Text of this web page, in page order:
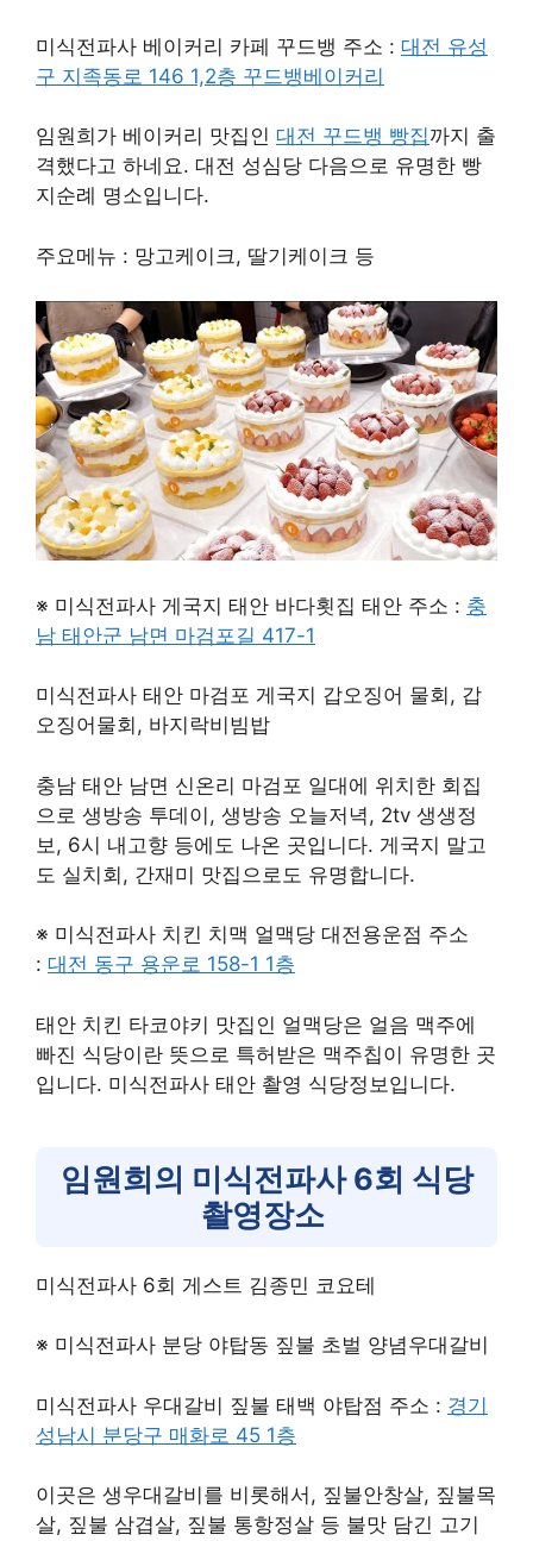
미식전파사 베이커리 카페 꾸드뱅 주소 : 대전 유성
구 지족동로 146 1,2층 꾸드뱅베이커리
임원희가 베이커리 맛집인 대전 꾸드뱅 빵집까지 출
격했다고 하네요. 대전 성심당 다음으로 유명한 빵
지순례 명소입니다.
주요메뉴 : 망고케이크, 딸기케이크 등
※ 미식전파사 게국지 태안 바다횟집 태안 주소 : 충
남 태안군 남면 마검포길 417-1
미식전파사 태안 마검포 게국지 갑오징어 물회, 갑
오징어물회, 바지락비빔밥
충남 태안 남면 신온리 마검포 일대에 위치한 회집
으로 생방송 투데이, 생방송 오늘저녁, 2tv 생생정
보, 6시 내고향 등에도 나온 곳입니다. 게국지 말고
도 실치회, 간재미 맛집으로도 유명합니다.
※ 미식전파사 치킨 치맥 얼맥당 대전용운점 주소
: 대전 동구 용운로 158-1 1층
태안 치킨 타코야키 맛집인 얼맥당은 얼음 맥주에
빠진 식당이란 뜻으로 특허받은 맥주칩이 유명한 곳
입니다. 미식전파사 태안 촬영 식당정보입니다.
임원희의 미식전파사 6회 식당
촬영장소
미식전파사 6회 게스트 김종민 코요테
※ 미식전파사 분당 야탑동 짚불 초벌 양념우대갈비
미식전파사 우대갈비 짚불 태백 야탑점 주소 : 경기
성남시 분당구 매화로 45 1층
이곳은 생우대갈비를 비롯해서, 짚불안창살, 짚불목
살, 짚불 삼겹살, 짚불 통항정살 등 불맛 담긴 고기